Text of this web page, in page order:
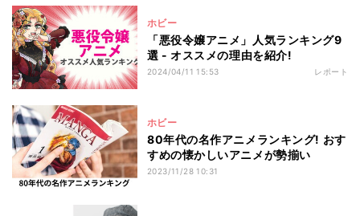
ホビー
「悪役令嬢アニメ」人気ランキング9
選 - オススメの理由を紹介!
2024/04/11 15:53 レポート
ホビー
80年代の名作アニメランキング! おす
すめの懐かしいアニメが勢揃い
2023/11/28 10:31